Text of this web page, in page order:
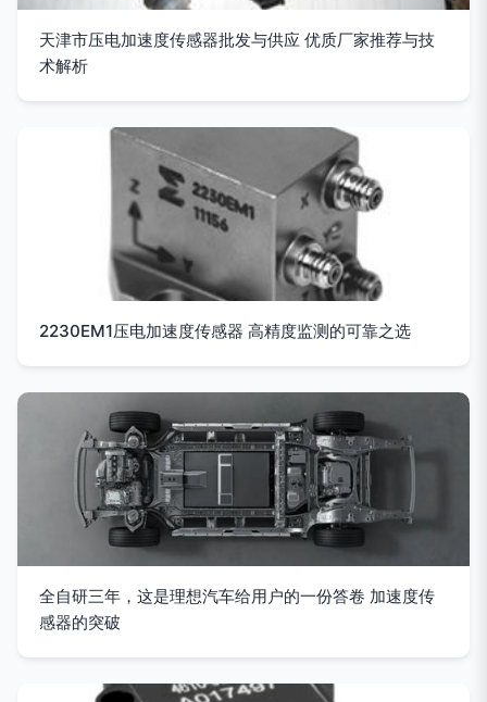
天津市压电加速度传感器批发与供应 优质厂家推荐与技
术解析
2230EM1压电加速度传感器 高精度监测的可靠之选
全自研三年，这是理想汽车给用户的一份答卷 加速度传
感器的突破